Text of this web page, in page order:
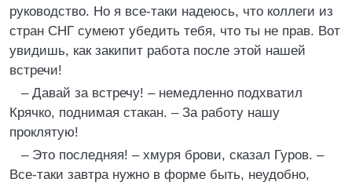
руководство. Но я все-таки надеюсь, что коллеги из
стран СНГ сумеют убедить тебя, что ты не прав. Вот
увидишь, как закипит работа после этой нашей
встречи!
– Давай за встречу! – немедленно подхватил
Крячко, поднимая стакан. – За работу нашу
проклятую!
– Это последняя! – хмуря брови, сказал Гуров. –
Все-таки завтра нужно в форме быть, неудобно,